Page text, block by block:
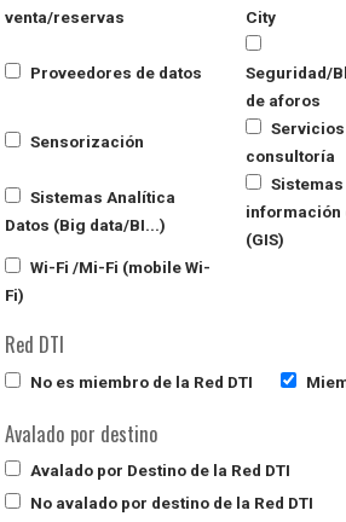
venta/reservas
City
Proveedores de datos
Seguridad/
de aforos
Sensorización
Servicios
consultoría
Sistemas Analítica
Datos (Big data/BI...)
Sistemas
información
(GIS)
Wi-Fi /Mi-Fi (mobile Wi-
Fi)
Red DTI
No es miembro de la Red DTI
Avalado por destino
Avalado por Destino de la Red DTI
No avalado por destino de la Red DTI